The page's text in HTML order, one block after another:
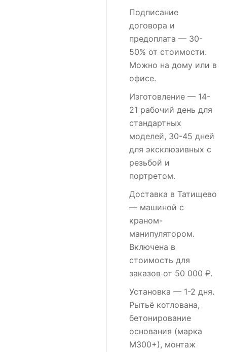
Подписание
договора и
предоплата — 30-
50% от стоимости.
Можно на дому или в
офисе.
Изготовление — 14-
21 рабочий день для
стандартных
моделей, 30-45 дней
для эксклюзивных с
резьбой и
портретом.
Доставка в Татищево
— машиной с
краном-
манипулятором.
Включена в
стоимость для
заказов от 50 000 ₽.
Установка — 1-2 дня.
Рытьё котлована,
бетонирование
основания (марка
М300+), монтаж